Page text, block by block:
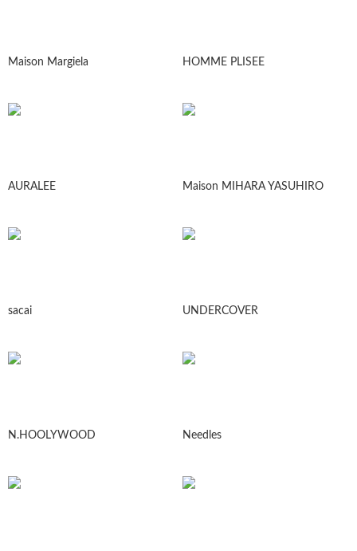
Maison Margiela HOMME PLISEE
AURALEE Maison MIHARA YASUHIRO
sacai UNDERCOVER
N.HOOLYWOOD Needles